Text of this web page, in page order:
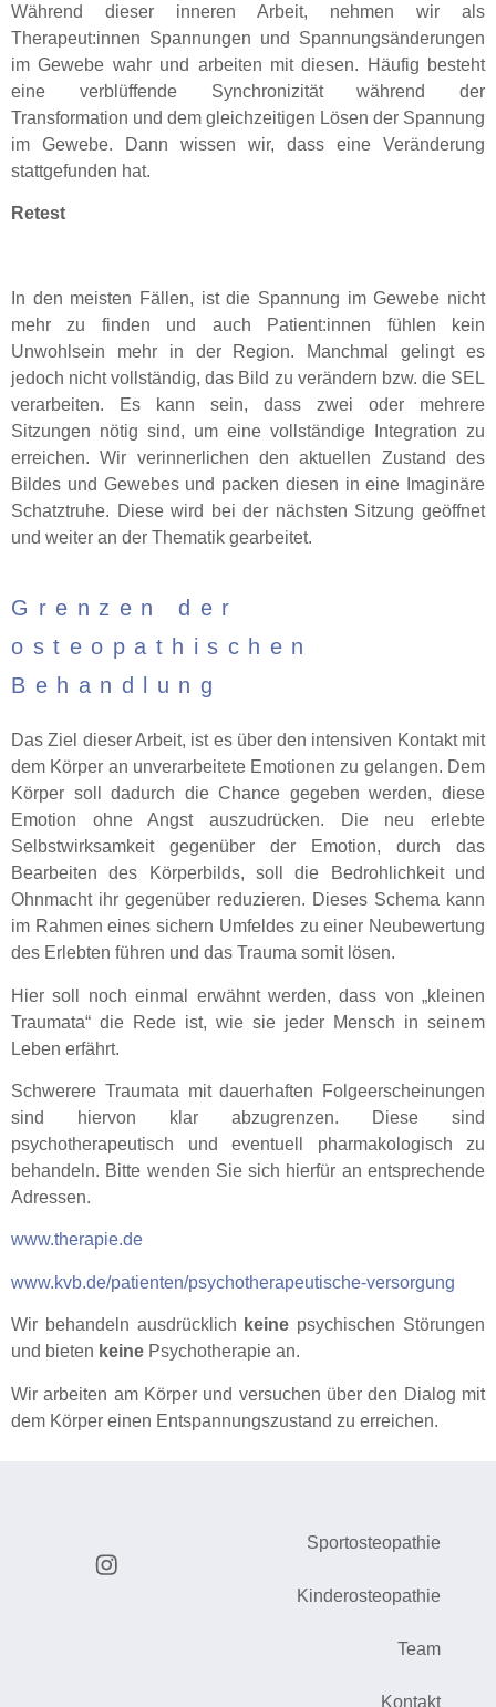
Während dieser inneren Arbeit, nehmen wir als
Therapeut:innen Spannungen und Spannungsänderungen
im Gewebe wahr und arbeiten mit diesen. Häufig besteht
eine verblüffende Synchronizität während der
Transformation und dem gleichzeitigen Lösen der Spannung
im Gewebe. Dann wissen wir, dass eine Veränderung
stattgefunden hat.
Retest
In den meisten Fällen, ist die Spannung im Gewebe nicht
mehr zu finden und auch Patient:innen fühlen kein
Unwohlsein mehr in der Region. Manchmal gelingt es
jedoch nicht vollständig, das Bild zu verändern bzw. die SEL
verarbeiten. Es kann sein, dass zwei oder mehrere
Sitzungen nötig sind, um eine vollständige Integration zu
erreichen. Wir verinnerlichen den aktuellen Zustand des
Bildes und Gewebes und packen diesen in eine Imaginäre
Schatztruhe. Diese wird bei der nächsten Sitzung geöffnet
und weiter an der Thematik gearbeitet.
Grenzen der
osteopathischen
Behandlung
Das Ziel dieser Arbeit, ist es über den intensiven Kontakt mit
dem Körper an unverarbeitete Emotionen zu gelangen. Dem
Körper soll dadurch die Chance gegeben werden, diese
Emotion ohne Angst auszudrücken. Die neu erlebte
Selbstwirksamkeit gegenüber der Emotion, durch das
Bearbeiten des Körperbilds, soll die Bedrohlichkeit und
Ohnmacht ihr gegenüber reduzieren. Dieses Schema kann
im Rahmen eines sichern Umfeldes zu einer Neubewertung
des Erlebten führen und das Trauma somit lösen.
Hier soll noch einmal erwähnt werden, dass von „kleinen
Traumata“ die Rede ist, wie sie jeder Mensch in seinem
Leben erfährt.
Schwerere Traumata mit dauerhaften Folgeerscheinungen
sind hiervon klar abzugrenzen. Diese sind
psychotherapeutisch und eventuell pharmakologisch zu
behandeln. Bitte wenden Sie sich hierfür an entsprechende
Adressen.
www.therapie.de
www.kvb.de/patienten/psychotherapeutische-versorgung
Wir behandeln ausdrücklich keine psychischen Störungen
und bieten keine Psychotherapie an.
Wir arbeiten am Körper und versuchen über den Dialog mit
dem Körper einen Entspannungszustand zu erreichen.
Sportosteopathie
Kinderosteopathie
Team
Kontakt